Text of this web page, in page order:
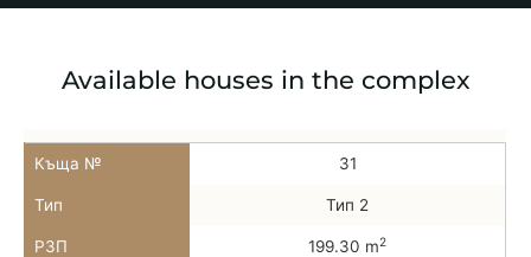
Available houses in the complex
Къща № 31
Тип Тип 2
РЗП 199.30 m2